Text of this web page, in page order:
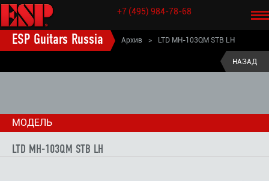
+7 (495) 984-78-68
ESP Guitars Russia Архив >
>
LTD MH-103QM STB LH
НАЗАД
МОДЕЛЬ
LTD MH-103QM STB LH